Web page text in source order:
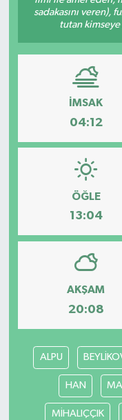
sadakasını veren),
tutan
İMSAK
04:12
ÖĞLE
13:04
AKŞAM
20:08
ALPU
HAN
MİHALIÇÇIK
SAĞLIK
BÖLGE
KEŞFET
POPÜLER
DÜNYA
TREND
MEDYA
OTOMOTİV
YAŞAM
KÜLTÜR SANAT